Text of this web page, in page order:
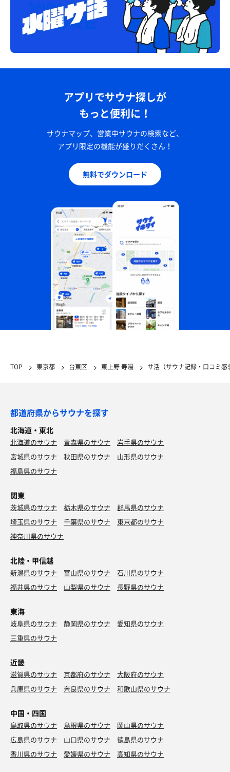
アプリでサウナ探しが
もっと便利に！
サウナマップ、営業中サウナの検索など、
アプリ限定の機能が盛りだくさん！
無料でダウンロード
TOP 東京都 台東区 東上野 寿湯 サ活（サウナ記録・口コミ感
都道府県からサウナを探す
北海道・東北
北海道のサウナ 青森県のサウナ
岩手県のサウナ
宮城県のサウナ
秋田県のサウナ
山形県のサウナ
福島県のサウナ
関東
茨城県のサウナ 栃木県のサウナ
群馬県のサウナ
埼玉県のサウナ
千葉県のサウナ
東京都のサウナ
神奈川県のサウナ
北陸・甲信越
新潟県のサウナ 富山県のサウナ
石川県のサウナ
福井県のサウナ
山梨県のサウナ 長野県のサウナ
東海
岐阜県のサウナ 静岡県のサウナ
愛知県のサウナ
三重県のサウナ
近畿
滋賀県のサウナ 京都府のサウナ
大阪府のサウナ
兵庫県のサウナ
奈良県のサウナ 和歌山県のサウナ
中国・四国
鳥取県のサウナ 島根県のサウナ
岡山県のサウナ
広島県のサウナ
山口県のサウナ
徳島県のサウナ
香川県のサウナ
愛媛県のサウナ 高知県のサウナ